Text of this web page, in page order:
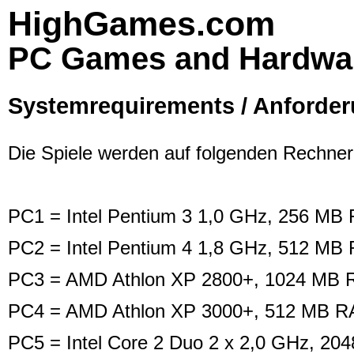
HighGames.com
PC Games and
Systemrequirements /
Die Spiele werden auf folgenden
PC1 = Intel Pentium 3 1,0 GHz, 256
PC2 = Intel Pentium 4 1,8 GHz, 512
PC3 = AMD Athlon XP 2800+, 1024 MB
PC4 = AMD Athlon XP 3000+, 512 MB
PC5 = Intel Core 2 Duo 2 x 2,0 GHz,